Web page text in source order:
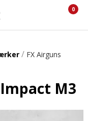
0
/ FX Airguns
M3